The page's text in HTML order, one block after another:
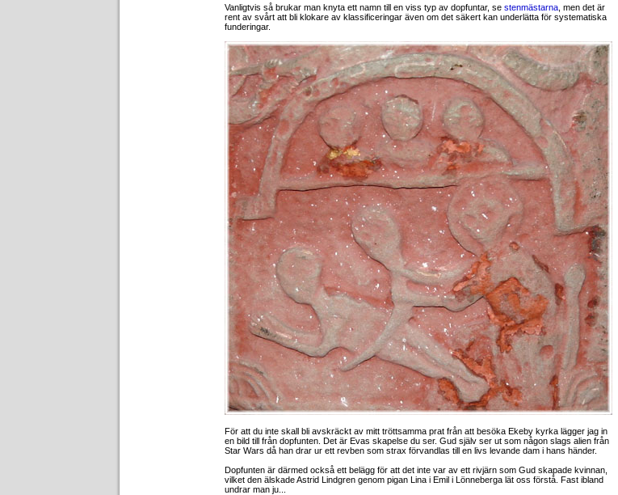
Vanligtvis så brukar man knyta ett namn till en viss typ av dopfuntar, se stenmästarna , men det är
rent av svårt att bli klokare av klassificeringar även om det säkert kan underlätta för systematiska
funderingar.
För att du inte skall bli avskräckt av mitt tröttsamma prat från att besöka Ekeby kyrka lägger jag in
en bild till från dopfunten. Det är Evas skapelse du ser. Gud själv ser ut som någon slags alien från
Star Wars då han drar ur ett revben som strax förvandlas till en livs levande dam i hans händer.
Dopfunten är därmed också ett belägg för att det inte var av ett rivjärn som Gud skapade kvinnan,
vilket den älskade Astrid Lindgren genom pigan Lina i Emil i Lönneberga lät oss förstå. Fast ibland
undrar man ju...